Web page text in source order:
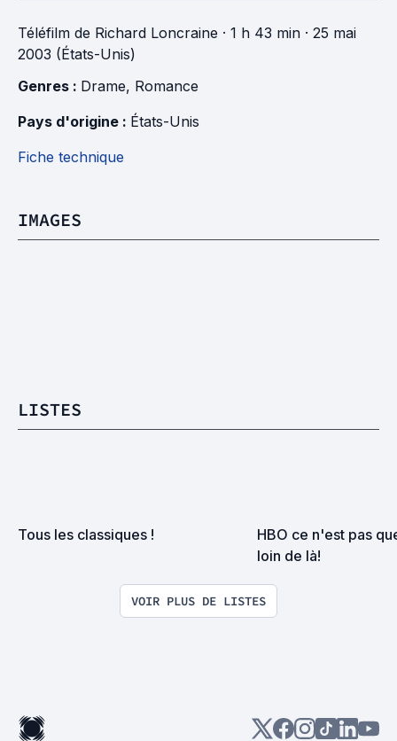
Téléfilm de Richard Loncraine · 1 h 43 min · 25 mai
2003 (États-Unis)
Genres : Drame, Romance
Pays d'origine : États-Unis
Fiche technique
IMAGES
LISTES
Tous les classiques !
HBO ce n'est pas
loin de là!
VOIR PLUS DE LISTES